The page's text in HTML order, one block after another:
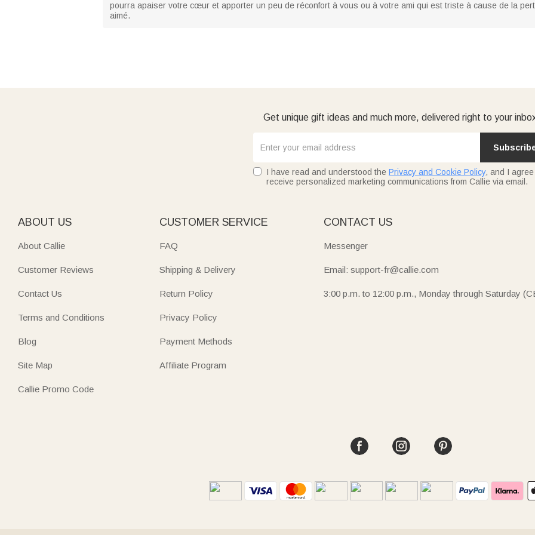
pourra apaiser votre cœur et apporter un peu de réconfort à vous ou à votre ami qui est triste à cause de la
aimé.
Get unique gift ideas and much more, delivered right to your
I have read and understood the Privacy and Cookie Policy, and I
receive personalized marketing communications from Callie via email.
ABOUT US
About Callie
Customer Reviews
Contact Us
Terms and Conditions
Blog
Site Map
Callie Promo Code
CUSTOMER SERVICE
FAQ
Shipping & Delivery
Return Policy
Privacy Policy
Payment Methods
Affiliate Program
CONTACT US
Messenger
Email: support-fr@callie.com
3:00 p.m. to 12:00 p.m., Monday through Saturday